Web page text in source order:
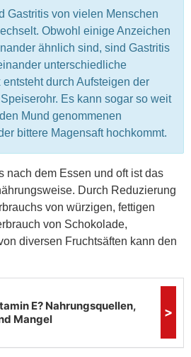
Gastritis von vielen Menschen
Obwohl einige Anzeichen
ähnlich sind, sind Gastritis
unterschiedliche
durch Aufsteigen der
Es kann sogar so weit
Mund genommenen
bittere Magensaft hochkommt.
nach dem Essen und oft ist das
Durch Reduzierung
von würzigen, fettigen
von Schokolade,
diversen Fruchtsäften kann den